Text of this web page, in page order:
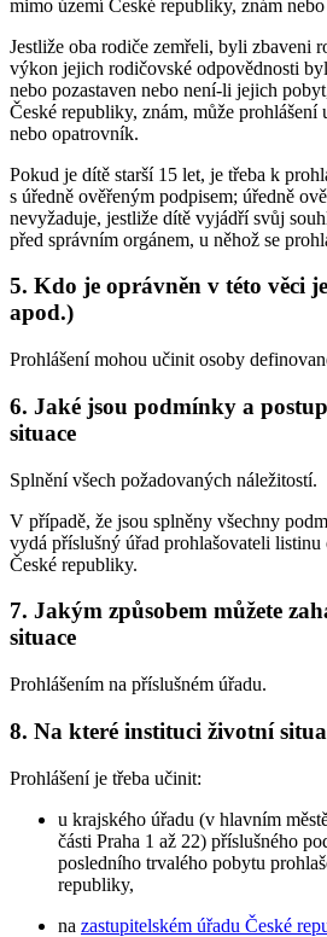
mimo území České republiky, znám
Jestliže oba rodiče zemřeli, byli zbaveni
výkon jejich rodičovské odpovědnosti
nebo pozastaven nebo není-li jejich
České republiky, znám, může prohlášení
nebo opatrovník.
Pokud je dítě starší 15 let, je třeba k
s úředně ověřeným podpisem; úředně
nevyžaduje, jestliže dítě vyjádří svůj
před správním orgánem, u něhož se
5. Kdo je oprávněn v této věci
apod.)
Prohlášení mohou učinit osoby
6. Jaké jsou podmínky a
situace
Splnění všech požadovaných náležitostí.
V případě, že jsou splněny všechny
vydá příslušný úřad prohlašovateli
České republiky.
7. Jakým způsobem můžete
situace
Prohlášením na příslušném úřadu.
8. Na které instituci životní
Prohlášení je třeba učinit:
u krajského úřadu (v hlavním
části Praha 1 až 22) příslušného
posledního trvalého pobytu
republiky,
na zastupitelském úřadu České